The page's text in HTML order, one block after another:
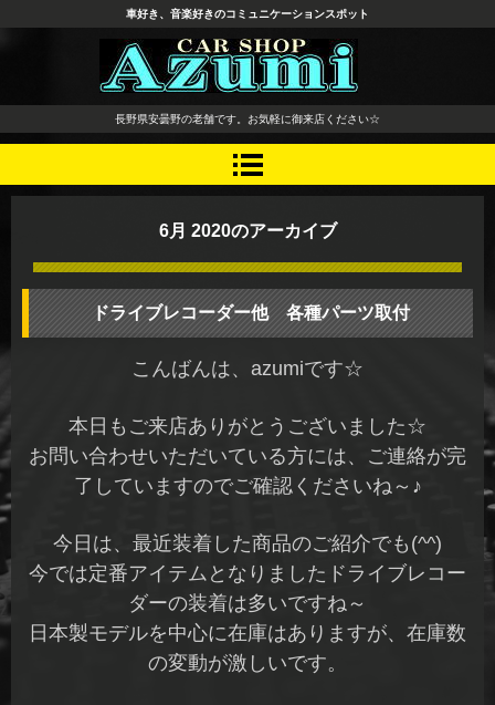
長野県 安曇野市 タイヤ ホ
イール デッドニング カーオ
ーディオ レカロシート
車好き、音楽好きのコミュニケーションスポット
長野県安曇野の老舗です。お気軽に御来店ください☆
6月 2020のアーカイブ
ドライブレコーダー他 各種パーツ取付
こんばんは、azumiです☆
本日もご来店ありがとうございました☆
お問い合わせいただいている方には、ご連絡が完
了していますのでご確認くださいね～♪
今日は、最近装着した商品のご紹介でも(^^)
今では定番アイテムとなりましたドライブレコー
ダーの装着は多いですね～
日本製モデルを中心に在庫はありますが、在庫数
の変動が激しいです。